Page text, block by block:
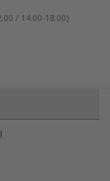
/ 14.00-18.00)